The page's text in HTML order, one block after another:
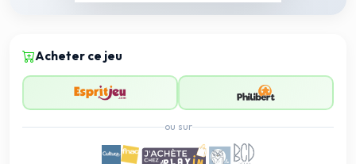
Acheter ce jeu
ou sur